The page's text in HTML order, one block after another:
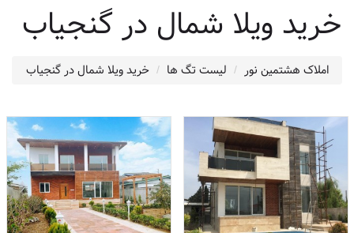
خرید ویلا شمال در گنجیاب
املاک هشتمین نور لیست تگ ها خرید ویلا شمال در گنجیاب